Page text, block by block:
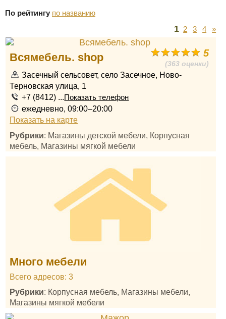
По рейтингу по названию
1 2 3 4 »
5
(363 оценки)
Всямебель. shop
Засечный сельсовет, село Засечное, Ново-
Терновская улица, 1
+7 (8412) ...Показать телефон
ежедневно, 09:00–20:00
Показать на карте
Рубрики: Магазины детской мебели, Корпусная
мебель, Магазины мягкой мебели
Много мебели
Всего адресов: 3
Рубрики: Корпусная мебель, Магазины мебели,
Магазины мягкой мебели